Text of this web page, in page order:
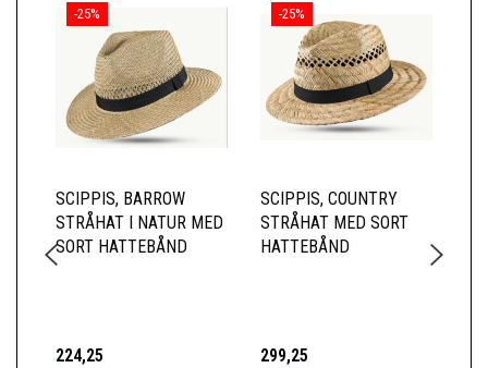
-25%
SCIPPIS, BARROW
STRÅHAT I NATUR MED
SORT HATTEBÅND
224,25
-25%
SCIPPIS, COUNTRY
STRÅHAT MED SORT
HATTEBÅND
299,25